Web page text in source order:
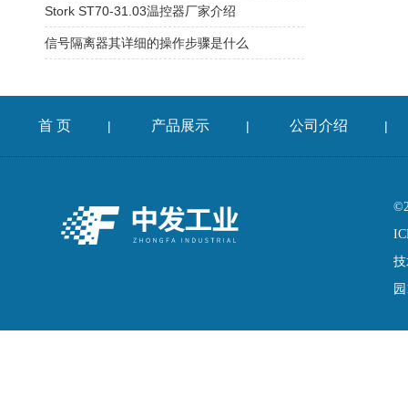
Stork ST70-31.03温控器厂家介绍
信号隔离器其详细的操作步骤是什么
首 页 | 产品展示 | 公司介绍 |